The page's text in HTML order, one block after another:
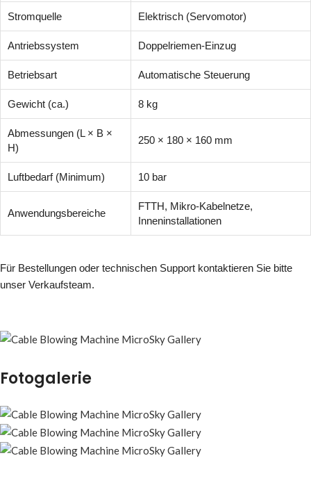
Stromquelle Elektrisch (Servomotor)
Antriebssystem Doppelriemen-Einzug
Betriebsart Automatische Steuerung
Gewicht (ca.) 8 kg
Abmessungen (L × B ×
H)
250 × 180 × 160 mm
Luftbedarf (Minimum) 10 bar
Anwendungsbereiche
FTTH, Mikro-Kabelnetze,
Inneninstallationen
Für Bestellungen oder technischen Support kontaktieren Sie bitte
unser Verkaufsteam.
Fotogalerie